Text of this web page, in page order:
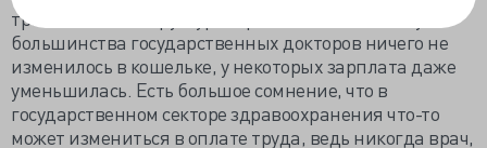
требования по структуре заработной платы» и у
большинства государственных докторов ничего не
изменилось в кошельке, у некоторых зарплата даже
уменьшилась. Есть большое сомнение, что в
государственном секторе здравоохранения что-то
может измениться в оплате труда, ведь никогда врач,